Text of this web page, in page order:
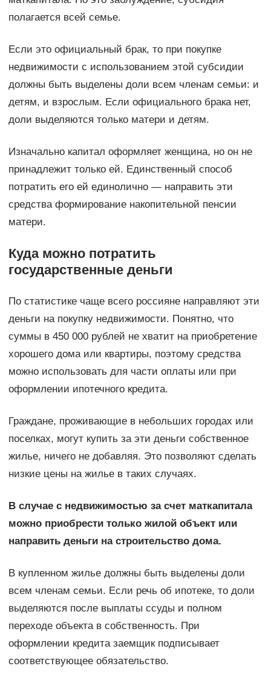
полагается всей семье.
Если это официальный брак, то при покупке
недвижимости с использованием этой субсидии
должны быть выделены доли всем членам семьи: и
детям, и взрослым. Если официального брака нет,
доли выделяются только матери и детям.
Изначально капитал оформляет женщина, но он не
принадлежит только ей. Единственный способ
потратить его ей единолично — направить эти
средства формирование накопительной пенсии
матери.
Куда можно потратить
государственные деньги
По статистике чаще всего россияне направляют эти
деньги на покупку недвижимости. Понятно, что
суммы в 450 000 рублей не хватит на приобретение
хорошего дома или квартиры, поэтому средства
можно использовать для части оплаты или при
оформлении ипотечного кредита.
Граждане, проживающие в небольших городах или
поселках, могут купить за эти деньги собственное
жилье, ничего не добавляя. Это позволяют сделать
низкие цены на жилье в таких случаях.
В случае с недвижимостью за счет маткапитала
можно приобрести только жилой объект или
направить деньги на строительство дома.
В купленном жилье должны быть выделены доли
всем членам семьи. Если речь об ипотеке, то доли
выделяются после выплаты ссуды и полном
переходе объекта в собственность. При
оформлении кредита заемщик подписывает
соответствующее обязательство.